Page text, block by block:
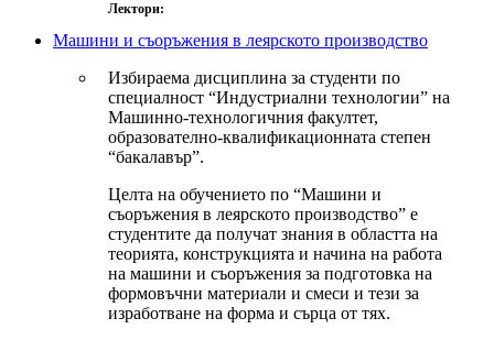
Лектори:
Машини и съоръжения в леярското производство
Избираема дисциплина за студенти по
специалност “Индустриални технологии” на
Машинно-технологичния факултет,
образователно-квалификационната степен
“бакалавър”.
Целта на обучението по “Машини и
съоръжения в леярското производство” е
студентите да получат знания в областта на
теорията, конструкцията и начина на работа
на машини и съоръжения за подготовка на
формовъчни материали и смеси и тези за
изработване на форма и сърца от тях.